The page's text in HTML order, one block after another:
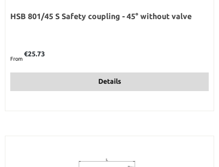
HSB 801/45 S Safety coupling - 45° without valve
From
€25.73
Details